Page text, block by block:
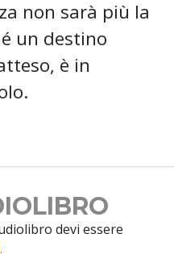
non sarà più la
un destino
è in
devi essere